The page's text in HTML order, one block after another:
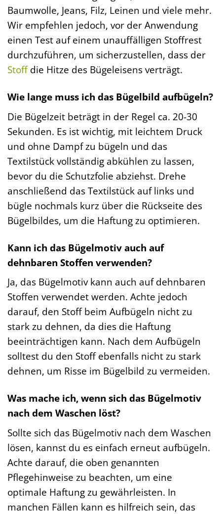
Baumwolle, Jeans, Filz, Leinen und viele mehr.
Wir empfehlen jedoch, vor der Anwendung
einen Test auf einem unauffälligen Stoffrest
durchzuführen, um sicherzustellen, dass der
Stoffdie Hitze des Bügeleisens verträgt.
Wie lange muss ich das Bügelbild aufbügeln?
Die Bügelzeit beträgt in der Regel ca. 20-30
Sekunden. Es ist wichtig, mit leichtem Druck
und ohne Dampf zu bügeln und das
Textilstück vollständig abkühlen zu lassen,
bevor du die Schutzfolie abziehst. Drehe
anschließend das Textilstück auf links und
bügle nochmals kurz über die Rückseite des
Bügelbildes, um die Haftung zu optimieren.
Kann ich das Bügelmotiv auch auf
dehnbaren Stoffen verwenden?
Ja, das Bügelmotiv kann auch auf dehnbaren
Stoffen verwendet werden. Achte jedoch
darauf, den Stoff beim Aufbügeln nicht zu
stark zu dehnen, da dies die Haftung
beeinträchtigen kann. Nach dem Aufbügeln
solltest du den Stoff ebenfalls nicht zu stark
dehnen, um Risse im Bügelbild zu vermeiden.
Was mache ich, wenn sich das Bügelmotiv
nach dem Waschen löst?
Sollte sich das Bügelmotiv nach dem Waschen
lösen, kannst du es einfach erneut aufbügeln.
Achte darauf, die oben genannten
Pflegehinweise zu beachten, um eine
optimale Haftung zu gewährleisten. In
manchen Fällen kann es hilfreich sein, das